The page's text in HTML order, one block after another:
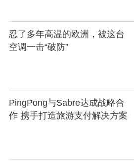
忍了多年高温的欧洲，被这台
空调一击“破防”
PingPong与Sabre达成战略合
作 携手打造旅游支付解决方案